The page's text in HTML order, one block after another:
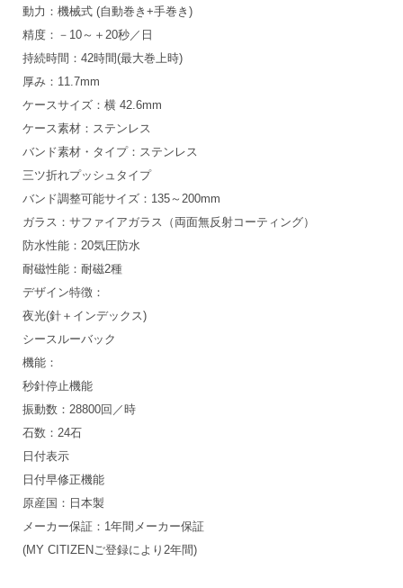
動力：機械式 (自動巻き+手巻き)
精度：－10～＋20秒／日
持続時間：42時間(最大巻上時)
厚み：11.7mm
ケースサイズ：横 42.6mm
ケース素材：ステンレス
バンド素材・タイプ：ステンレス
三ツ折れプッシュタイプ
バンド調整可能サイズ：135～200mm
ガラス：サファイアガラス（両面無反射コーティング）
防水性能：20気圧防水
耐磁性能：耐磁2種
デザイン特徴：
夜光(針＋インデックス)
シースルーバック
機能：
秒針停止機能
振動数：28800回／時
石数：24石
日付表示
日付早修正機能
原産国：日本製
メーカー保証：1年間メーカー保証
(MY CITIZENご登録により2年間)